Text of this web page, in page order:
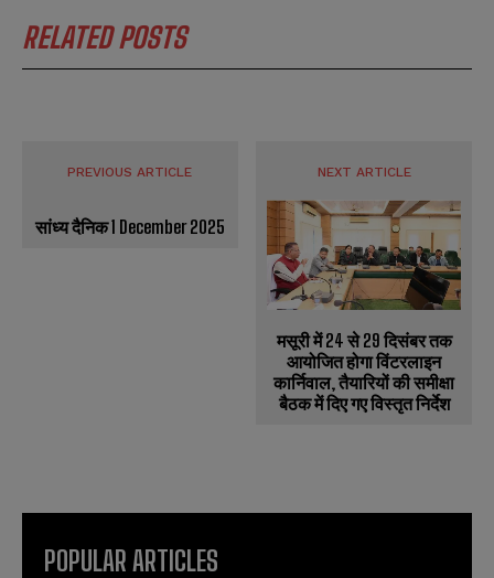
RELATED POSTS
PREVIOUS ARTICLE
सांध्य दैनिक 1 December 2025
NEXT ARTICLE
मसूरी में 24 से 29 दिसंबर तक
आयोजित होगा विंटरलाइन
कार्निवाल, तैयारियों की समीक्षा
बैठक में दिए गए विस्तृत निर्देश
POPULAR ARTICLES